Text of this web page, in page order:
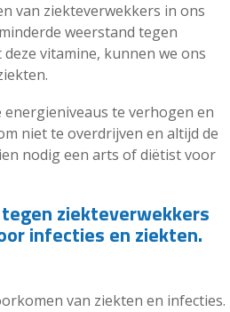
van ziekteverwekkers in ons
weerstand tegen
vitamine, kunnen we ons
te verhogen en
niet te overdrijven en altijd de
nodig een arts of diëtist voor
ziekteverwekkers
infecties en ziekten.
van ziekten en infecties.